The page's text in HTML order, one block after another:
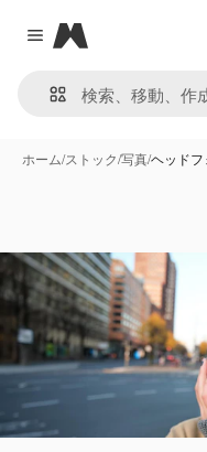
Close menu
Magnific
ホーム/ストック/写真/ヘッド